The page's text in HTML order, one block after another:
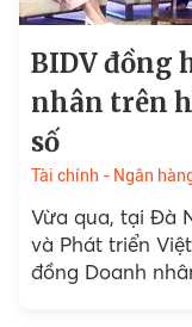
BIDV đồng
nhân trên
số
Tài chính - Ngân
Vừa qua, tại Đà
và Phát triển
đồng Doanh